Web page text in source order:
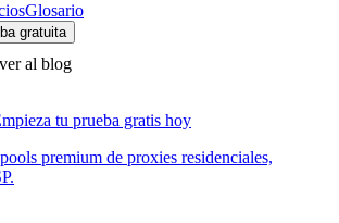
Glosario
gratuita
al blog
tu prueba gratis hoy
premium de proxies residenciales,